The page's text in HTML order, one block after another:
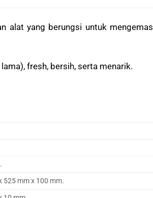
alat yang berungsi untuk mengemas
fresh, bersih, serta menarik.
525 mm x 100 mm.